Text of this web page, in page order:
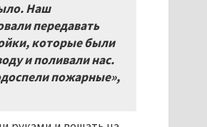
Наш
передавать
которые были
и поливали нас.
пожарные»,